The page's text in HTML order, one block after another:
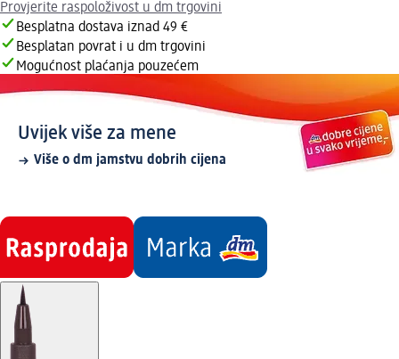
Provjerite raspoloživost u dm trgovini
Besplatna dostava iznad 49 €
Besplatan povrat i u dm trgovini
Mogućnost plaćanja pouzećem
Uvijek više za mene
Više o dm jamstvu dobrih cijena